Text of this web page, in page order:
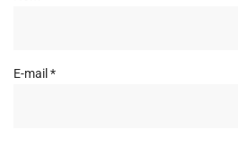
E-mail *